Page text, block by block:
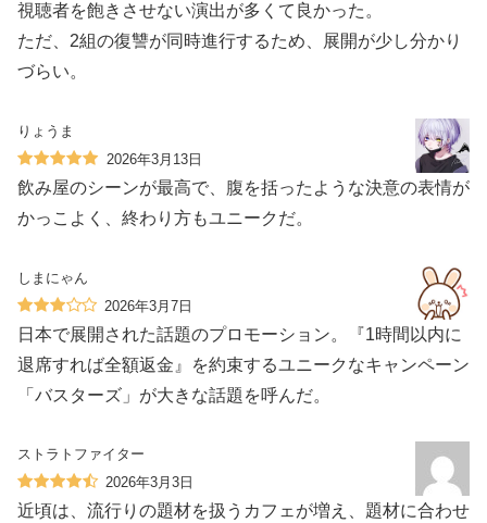
視聴者を飽きさせない演出が多くて良かった。
ただ、2組の復讐が同時進行するため、展開が少し分かり
づらい。
りょうま
2026年3月13日
飲み屋のシーンが最高で、腹を括ったような決意の表情が
かっこよく、終わり方もユニークだ。
しまにゃん
2026年3月7日
日本で展開された話題のプロモーション。『1時間以内に
退席すれば全額返金』を約束するユニークなキャンペーン
「バスターズ」が大きな話題を呼んだ。
ストラトファイター
2026年3月3日
近頃は、流行りの題材を扱うカフェが増え、題材に合わせ